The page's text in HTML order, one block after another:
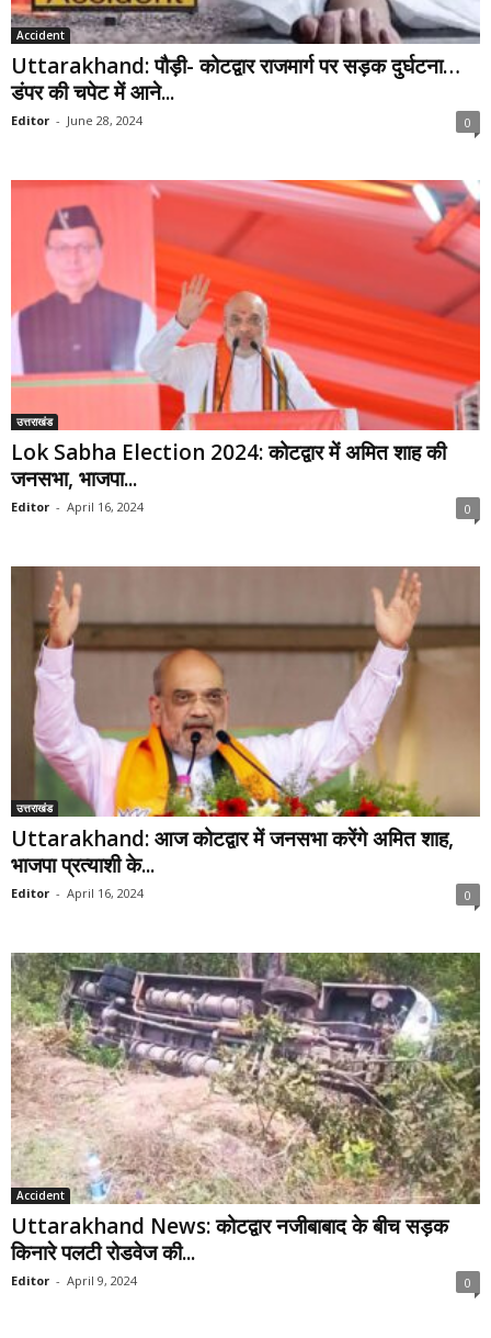
Accident
Uttarakhand: पौड़ी- कोटद्वार राजमार्ग पर सड़क दुर्घटना…
डंपर की चपेट में आने...
Editor - June 28, 2024 0
उत्तराखंड
Lok Sabha Election 2024: कोटद्वार में अमित शाह की
जनसभा, भाजपा...
Editor - April 16, 2024 0
उत्तराखंड
Uttarakhand: आज कोटद्वार में जनसभा करेंगे अमित शाह,
भाजपा प्रत्याशी के...
Editor - April 16, 2024 0
Accident
Uttarakhand News: कोटद्वार नजीबाबाद के बीच सड़क
किनारे पलटी रोडवेज की...
Editor - April 9, 2024 0